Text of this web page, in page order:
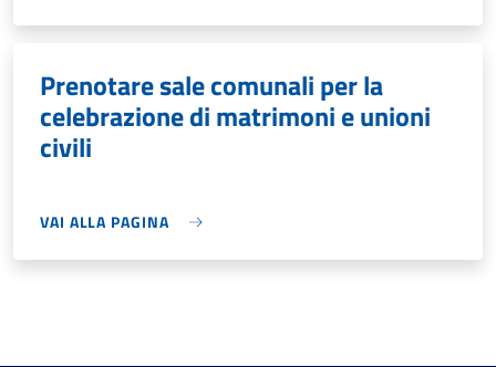
Prenotare sale comunali per la
celebrazione di matrimoni e unioni
civili
VAI ALLA PAGINA